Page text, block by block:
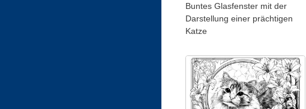
Buntes Glasfenster mit der
Darstellung einer prächtigen
Katze